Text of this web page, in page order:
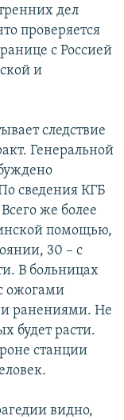
дел
проверяется
с Россией
и
следствие
Генеральной
сведения КГБ
же более
помощью,
30 – с
В больницах
ожогами
ранениями. Не
будет расти.
станции
видно,